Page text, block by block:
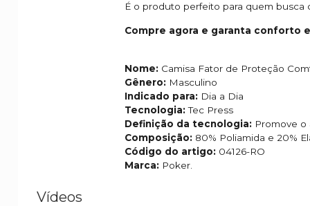
É o produto perfeito para quem busca
Compre agora e garanta conforto
Nome: Camisa Fator de Proteção
Gênero: Masculino
Indicado para: Dia a Dia
Tecnologia:Tec Press
Definição da tecnologia: Promove
Composição: 80% Poliamida e 20%
Código do artigo: 04126-RO
Marca: Poker.
Vídeos